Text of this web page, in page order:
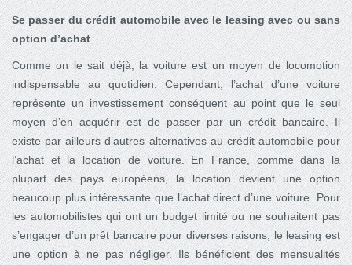
Se passer du crédit automobile avec le leasing avec ou sans
option d’achat
Comme on le sait déjà, la voiture est un moyen de locomotion
indispensable au quotidien. Cependant, l’achat d’une voiture
représente un investissement conséquent au point que le seul
moyen d’en acquérir est de passer par un crédit bancaire. Il
existe par ailleurs d’autres alternatives au crédit automobile pour
l’achat et la location de voiture. En France, comme dans la
plupart des pays européens, la location devient une option
beaucoup plus intéressante que l’achat direct d’une voiture. Pour
les automobilistes qui ont un budget limité ou ne souhaitent pas
s’engager d’un prêt bancaire pour diverses raisons, le leasing est
une option à ne pas négliger. Ils bénéficient des mensualités